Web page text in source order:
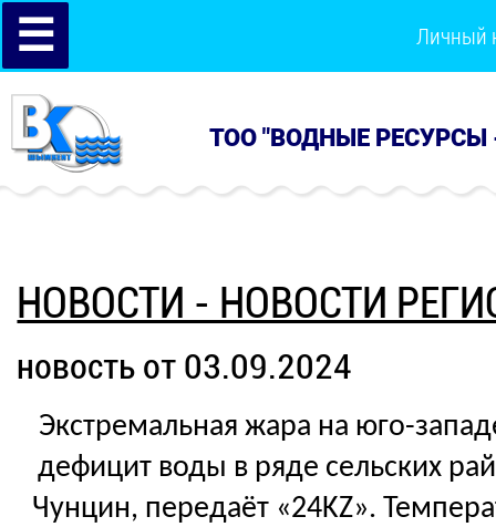
☰ Личный
ТОО "ВОДНЫЕ РЕСУРСЫ
НОВОСТИ - НОВОСТИ
новость от 03.09.2024
Экстремальная жара на юго-
дефицит воды в ряде сельских
Чунцин, передаёт «24KZ».